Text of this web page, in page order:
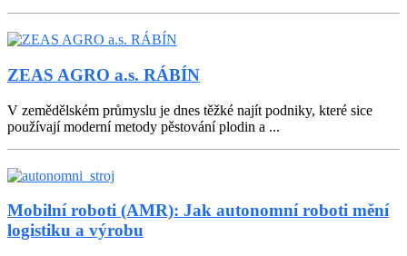
ZEAS AGRO a.s. RÁBÍN
V zemědělském průmyslu je dnes těžké najít podniky, které sice
používají moderní metody pěstování plodin a ...
Mobilní roboti (AMR): Jak autonomní roboti mění
logistiku a výrobu